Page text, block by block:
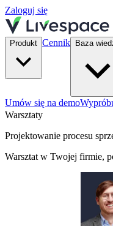
Zaloguj się
Produkt Cennik Baza
Umów się na demo
Warsztaty
Projektowanie procesu
Warsztat w Twojej firmie,